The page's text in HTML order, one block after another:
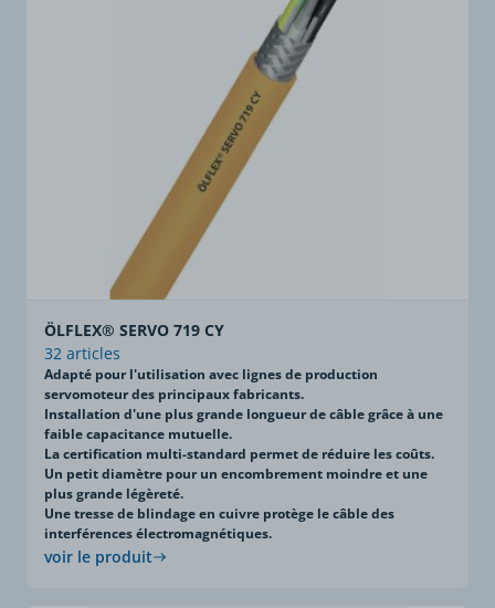
ÖLFLEX® SERVO 719 CY
32 articles
Adapté pour l'utilisation avec lignes de production
servomoteur des principaux fabricants.
Installation d'une plus grande longueur de câble grâce à une
faible capacitance mutuelle.
La certification multi-standard permet de réduire les coûts.
Un petit diamètre pour un encombrement moindre et une
plus grande légèreté.
Une tresse de blindage en cuivre protège le câble des
interférences électromagnétiques.
voir le produit